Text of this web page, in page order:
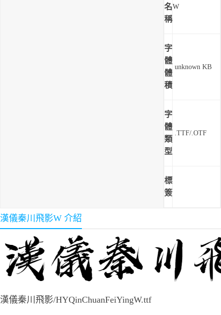
名
稱
W
字
體
體
積
unknown KB
字
體
類
型
.TTF/.OTF
標
簽
漢儀秦川飛影W 介紹
漢儀秦川飛影/HYQinChuanFeiYingW.ttf